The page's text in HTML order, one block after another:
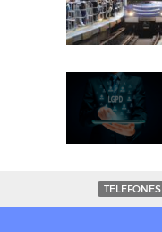
TELEFONES